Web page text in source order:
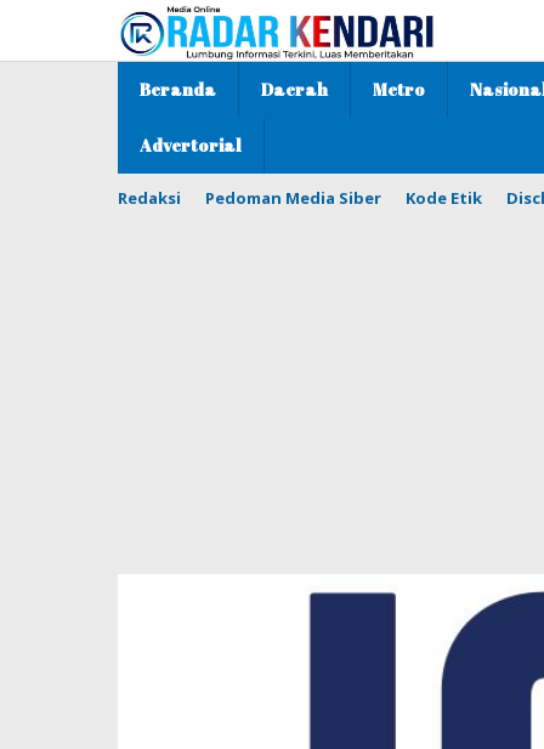
konten
Beranda Daerah Metro
Advertorial
Redaksi Pedoman Media Siber Kode Etik